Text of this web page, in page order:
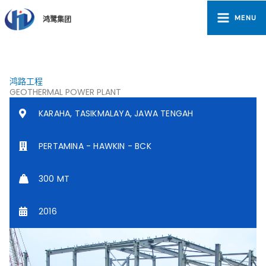
至
鸿鹭集团 MENU
鸿路工程
GEOTHERMAL POWER PLANT
KARAHA, TASIKMALAYA, JAWA TENGAH
PERTAMINA - HAWKIN - BCK
300 MT
2016